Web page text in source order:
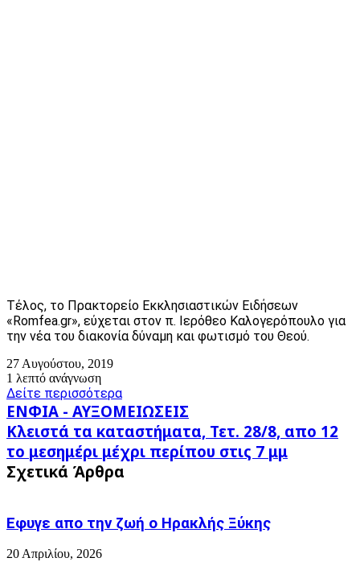
Τέλος, το Πρακτορείο Εκκλησιαστικών Ειδήσεων
«Romfea.gr», εύχεται στον π. Ιερόθεο Καλογερόπουλο για
την νέα του διακονία δύναμη και φωτισμό του Θεού.
27 Αυγούστου, 2019
1 λεπτό ανάγνωση
Δείτε περισσότερα
ΕΝΦΙΑ
-
ΑΥΞΟΜΕΙΩΣΕΙΣ
ΕΝΦΙΑ - ΑΥΞΟΜΕΙΩΣΕΙΣ
Κλειστά
τα
καταστήματα,
Τετ.
12
το
μεσημέρι
Κλειστά τα καταστήματα, Τετ. 28/8, απο 12
το μεσημέρι μέχρι περίπου στις 7 μμ
Σχετικά Άρθρα
Εφυγε απο την ζωή o Ηρακλής Ξύκης
20 Απριλίου, 2026